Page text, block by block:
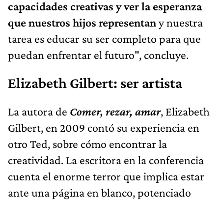
capacidades creativas y ver la esperanza
que nuestros hijos representany nuestra
tarea es educar su ser completo para que
puedan enfrentar el futuro", concluye.
Elizabeth Gilbert: ser artista
La autora de Comer, rezar, amar, Elizabeth
Gilbert, en 2009 contó su experiencia en
otro Ted, sobre cómo encontrar la
creatividad. La escritora en la conferencia
cuenta el enorme terror que implica estar
ante una página en blanco, potenciado